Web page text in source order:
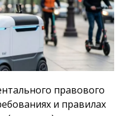
правового
и правилах